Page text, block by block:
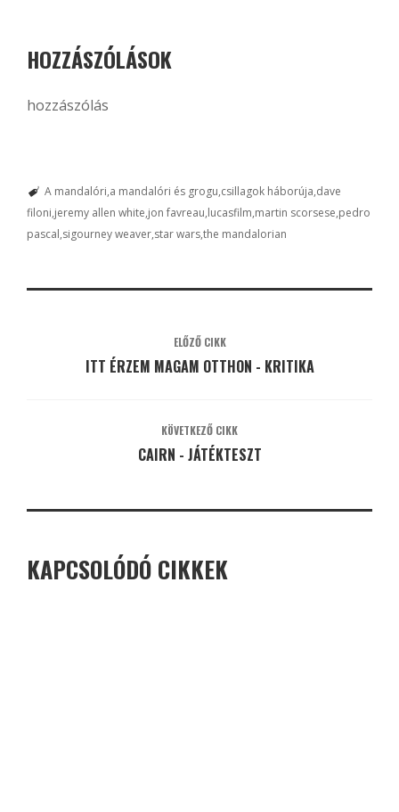
HOZZÁSZÓLÁSOK
hozzászólás
A mandalóri a mandalóri és grogu csillagok háborúja dave
filoni jeremy allen white jon favreau lucasfilm martin scorsese pedro
pascal sigourney weaver star warsthe mandalorian
ELŐZŐ CIKK
ITT ÉRZEM MAGAM OTTHON - KRITIKA
KÖVETKEZŐ CIKK
CAIRN - JÁTÉKTESZT
KAPCSOLÓDÓ CIKKEK